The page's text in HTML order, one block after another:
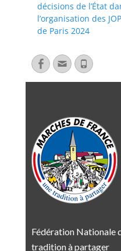
décisions de l’État
l’organisation des JOP
de Paris 2024
Fédération Nationale
tradition à partager